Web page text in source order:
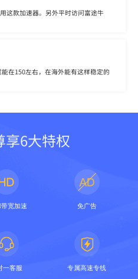
这款加速器。另外平时访问富途牛
在150左右，在海外能有这样稳定的
享6大特权
宽加速 免广告
一客服 专属高速专线